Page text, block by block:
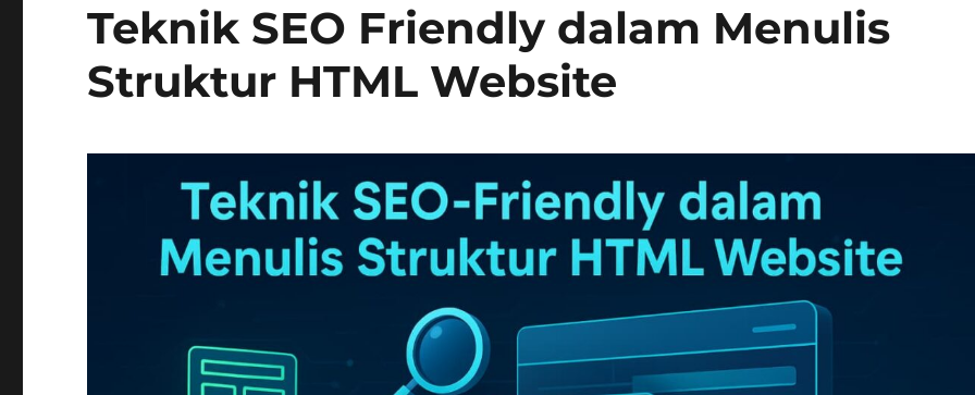
Teknik SEO Friendly dalam Menulis
Struktur HTML Website